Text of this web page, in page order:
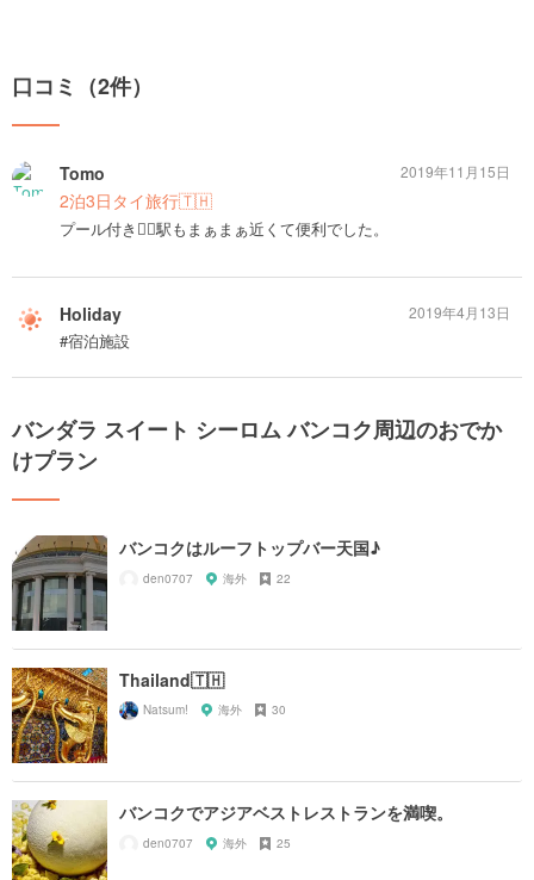
口コミ（2件）
Tomo
2泊3日タイ旅行🇹🇭
プール付き🏊‍♂️駅もまぁまぁ近くて便利でした。
2019年11月15日
Holiday
#宿泊施設
2019年4月13日
バンダラ スイート シーロム バンコク周辺のおでか
けプラン
バンコクはルーフトップバー天国♪
den0707 海外 22
Thailand🇹🇭
Natsum! 海外 30
バンコクでアジアベストレストランを満喫。
den0707 海外 25